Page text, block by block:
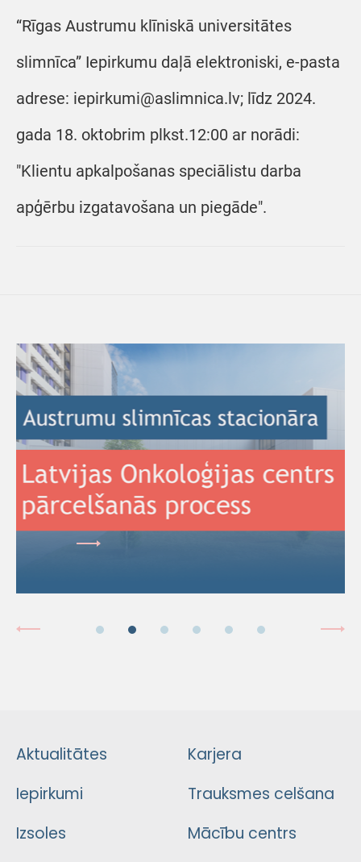
“Rīgas Austrumu klīniskā universitātes
slimnīca” Iepirkumu daļā elektroniski, e-pasta
adrese: iepirkumi@aslimnica.lv; līdz 2024.
gada 18. oktobrim plkst.12:00 ar norādi:
"Klientu apkalpošanas speciālistu darba
apģērbu izgatavošana un piegāde".
Aktualitātes
Iepirkumi
Izsoles
Karjera
Trauksmes celšana
Mācību centrs